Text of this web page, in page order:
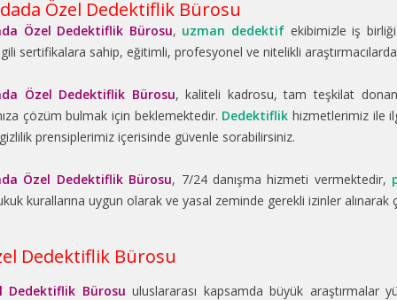
Özel Dedektiflik Bürosu
Özel Dedektiflik Bürosu, uzman dedektif ekibimizle iş
sertifikalara sahip, eğitimli, profesyonel ve nitelikli
Özel Dedektiflik Bürosu, kaliteli kadrosu, tam teşkilat
çözüm bulmak için beklemektedir. Dedektiflik hizmetlerimiz ile
prensiplerimiz içerisinde güvenle sorabilirsiniz.
Özel Dedektiflik Bürosu, 7/24 danışma hizmeti vermektedir,
kurallarına uygun olarak ve yasal zeminde gerekli izinler alınarak
Dedektiflik Bürosu
Dedektiflik Bürosu uluslararası kapsamda büyük araştırmalar